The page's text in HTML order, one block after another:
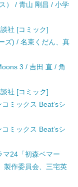
） / 青山 剛昌 / 小学
社 [コミック]
ズ) / 名束くだん、真
3 / 吉田 直 / 角
社 [コミック]
ミックス Beat’sシ
ミックス Beat’sシ
マ24「初森ベマー
製作委員会、三宅英